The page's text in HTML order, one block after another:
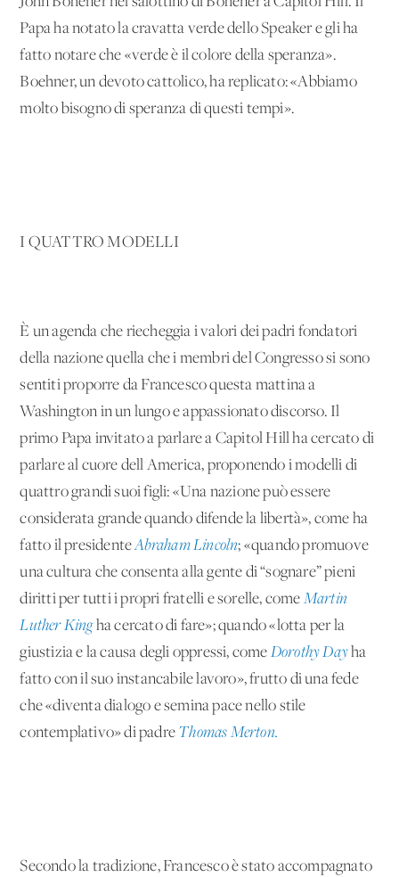
Papa ha notato la cravatta verde dello Speaker e gli ha
fatto notare che «verde è il colore della speranza».
Boehner, un devoto cattolico, ha replicato: «Abbiamo
molto bisogno di speranza di questi tempi».
I QUATTRO MODELLI
È un'agenda che riecheggia i valori dei padri fondatori
della nazione quella che i membri del Congresso si sono
sentiti proporre da Francesco questa mattina a
Washington in un lungo e appassionato discorso. Il
primo Papa invitato a parlare a Capitol Hill ha cercato di
parlare al cuore dell'America, proponendo i modelli di
quattro grandi suoi figli: «Una nazione può essere
considerata grande quando difende la libertà», come ha
fatto il presidenteAbraham Lincoln; «quando promuove
una cultura che consenta alla gente di “sognare” pieni
diritti per tutti i propri fratelli e sorelle, comeMartin
Luther Kingha cercato di fare»; quando «lotta per la
giustizia e la causa degli oppressi, come Dorothy Dayha
fatto con il suo instancabile lavoro», frutto di una fede
che «diventa dialogo e semina pace nello stile
contemplativo» di padre Thomas Merton.
Secondo la tradizione, Francesco è stato accompagnato